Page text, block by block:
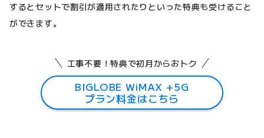
するとセットで割引が適用されたりといった特典も受けること
ができます。
工事不要！特典で初月からおトク
BIGLOBE WiMAX +5G
プラン料金はこちら